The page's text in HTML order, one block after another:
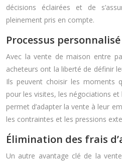
décisions éclairées et de
pleinement pris en compte.
Processus personnalisé
Avec la vente de maison entre
acheteurs ont la liberté de définir
Ils peuvent choisir les moments
pour les visites, les négociations
permet d’adapter la vente à leur
les contraintes et les pressions
Élimination des frais
Un autre avantage clé de la